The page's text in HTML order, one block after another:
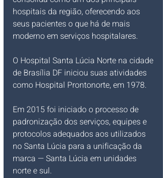
hospitais da região, oferecendo aos
seus pacientes o que há de mais
moderno em serviços hospitalares.
O Hospital Santa Lúcia Norte na cidade
de Brasília DF iniciou suas atividades
como Hospital Prontonorte, em 1978.
Em 2015 foi iniciado o processo de
padronização dos serviços, equipes e
protocolos adequados aos utilizados
no Santa Lúcia para a unificação da
marca — Santa Lúcia em unidades
norte e sul.